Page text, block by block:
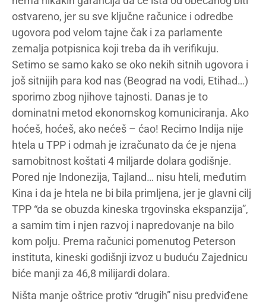
ostvareno, jer su sve ključne računice i odredbe
ugovora pod velom tajne čak i za parlamente
zemalja potpisnica koji treba da ih verifikuju.
Setimo se samo kako se oko nekih sitnih ugovora i
još sitnijih para kod nas (Beograd na vodi, Etihad…)
sporimo zbog njihove tajnosti. Danas je to
dominatni metod ekonomskog komuniciranja. Ako
hoćeš, hoćeš, ako nećeš – ćao! Recimo Indija nije
htela u TPP i odmah je izračunato da će je njena
samobitnost koštati 4 miljarde dolara godišnje.
Pored nje Indonezija, Tajland… nisu hteli, međutim
Kina i da je htela ne bi bila primljena, jer je glavni cilj
TPP “da se obuzda kineska trgovinska ekspanzija”,
a samim tim i njen razvoj i napredovanje na bilo
kom polju. Prema računici pomenutog Peterson
instituta, kineski godišnji izvoz u buduću Zajednicu
biće manji za 46,8 milijardi dolara.
Ništa manje oštrice protiv “drugih” nisu predviđene